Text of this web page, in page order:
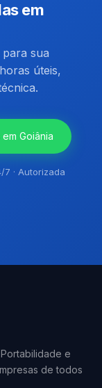
em
para sua
úteis,
Goiânia
· Autorizada
e
de todos